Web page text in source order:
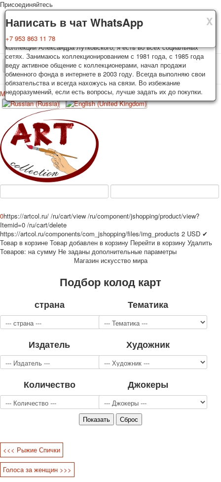
X
Доставка
Колоды, почтовые открытки тщательно упаковываются и
отправляются в течении 3-4 рабочих дней после оплаты.
Исключение: репринт под заказ, такие колоды карт отправляются в
течении 7-8 рабочих дней. Отправка осуществляется почтой России
с треком отслеживания. Цена пересылки зависит от веса и тарифов
почты на момент покупки. По желанию покупателя возможна
отправка СДЕК или другими транспортными компаниями.
X
Гарантия
Вы покупаете колоды игральных карт, почтовые открытки из частной
коллекции Александра Лутковского, я есть во всех социальных
сетях. Занимаюсь коллекционированием с 1981 года, с 1985 года
веду активное общение с коллекционерами, начал продажи
обменного фонда в интернете в 2003 году. Всегда выполняю свои
обязательства и всегда нахожусь на связи. Во избежание
недоразумений, если есть вопросы, лучше задать их до покупки.
X
Написать в чат WhatsApp
+7 953 863 11 78
Присоединяйтесь
TPL_PROTOSTAR_TOGGLE_MENU
Главная Игральные карты Открытки
Новости О сайте
Меню
Главная
Игральные карты
Классические
Эротические рисунки
Рекламные
Эротические фотоколоды
Пин-ап
Политические
Личности-звезды
Для детей
Видовые
Звери
Комбинат Цветной Печати
Армия и полиция
Открытки
С Новым годом!
Поздравляю
Октябрьская революция
С рождеством
Пасха
Войти
0https://artcol.ru/ /ru/cart/view /ru/component/jshopping/product/view?
Itemid=0 /ru/cart/delete
https://artcol.ru/components/com_jshopping/files/img_products 2 USD ✔
Товар в корзине Товар добавлен в корзину Перейти в корзину Удалить
Товаров: на сумму Не заданы дополнительные параметры
Магазин искусство мира
Подбор колод карт
страна Тематика
Издатель Художник
Количество Джокеры
<<< Рыжие Спички
Голоса за женщин >>>